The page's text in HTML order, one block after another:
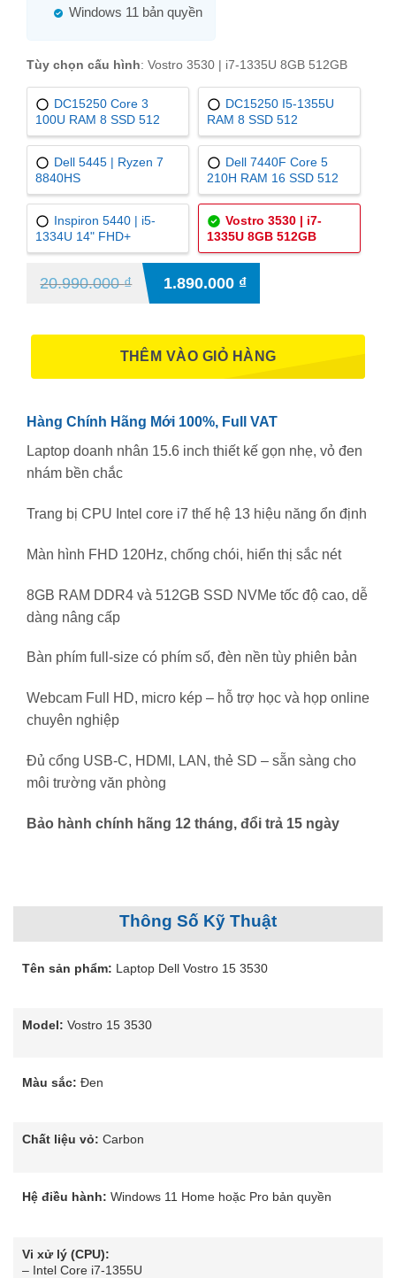
Windows 11 bản quyền
Tùy chọn cấu hình: Vostro 3530 | i7-1335U 8GB 512GB
DC15250 Core 3
100U RAM 8 SSD 512
DC15250 I5-1355U
RAM 8 SSD 512
Dell 5445 | Ryzen 7
8840HS
Dell 7440F Core 5
210H RAM 16 SSD 512
Inspiron 5440 | i5-
1334U 14" FHD+
Vostro 3530 | i7-
1335U 8GB 512GB
20.990.000₫ 1.890.000 ₫
THÊM VÀO GIỎ HÀNG
Hàng Chính Hãng Mới 100%, Full VAT
Laptop doanh nhân 15.6 inch thiết kế gọn nhẹ, vỏ đen
nhám bền chắc
Trang bị CPU Intel core i7 thế hệ 13 hiệu năng ổn định
Màn hình FHD 120Hz, chống chói, hiển thị sắc nét
8GB RAM DDR4 và 512GB SSD NVMe tốc độ cao, dễ
dàng nâng cấp
Bàn phím full-size có phím số, đèn nền tùy phiên bản
Webcam Full HD, micro kép – hỗ trợ học và họp online
chuyên nghiệp
Đủ cổng USB-C, HDMI, LAN, thẻ SD – sẵn sàng cho
môi trường văn phòng
Bảo hành chính hãng 12 tháng, đổi trả 15 ngày
Thông Số Kỹ Thuật
Tên sản phẩm: Laptop Dell Vostro 15 3530
Model: Vostro 15 3530
Màu sắc: Đen
Chất liệu vỏ: Carbon
Hệ điều hành: Windows 11 Home hoặc Pro bản quyền
Vi xử lý (CPU):
– Intel Core i7-1355U